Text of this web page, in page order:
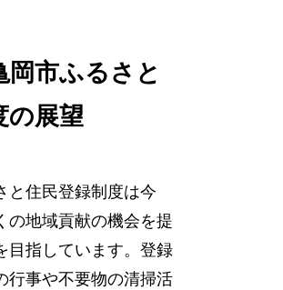
岡市ふるさと
の展望
と住民登録制度は今
の地域貢献の機会を提
目指しています。登録
行事や不要物の清掃活